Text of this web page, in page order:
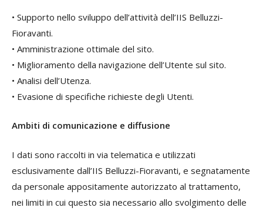
• Supporto nello sviluppo dell’attività dell’IIS Belluzzi-
Fioravanti.
• Amministrazione ottimale del sito.
• Miglioramento della navigazione dell’Utente sul sito.
• Analisi dell’Utenza.
• Evasione di specifiche richieste degli Utenti.
Ambiti di comunicazione e diffusione
I dati sono raccolti in via telematica e utilizzati
esclusivamente dall’IIS Belluzzi-Fioravanti, e segnatamente
da personale appositamente autorizzato al trattamento,
nei limiti in cui questo sia necessario allo svolgimento delle